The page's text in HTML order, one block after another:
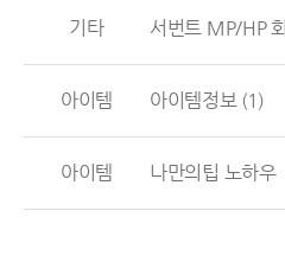
기타 서번트 MP/HP
아이템 아이템정보 (1)
아이템 나만의팁 노하우